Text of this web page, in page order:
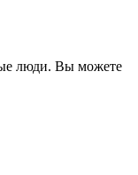
люди. Вы можете